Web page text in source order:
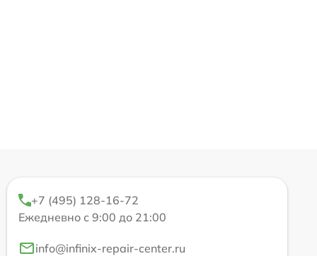
+7 (495) 128-16-72
Ежедневно с 9:00 до 21:00
info@infinix-repair-center.ru